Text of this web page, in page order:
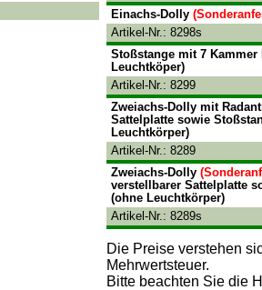
Einachs-Dolly
Artikel-Nr.: 8298s
Stoßstange mit 7
Leuchtköper)
Artikel-Nr.: 8299
Zweiachs-Dolly mit
Sattelplatte sowie
Leuchtkörper)
Artikel-Nr.: 8289
Zweiachs-Dolly
verstellbarer Sattelplatte
(ohne Leuchtkörper)
Artikel-Nr.: 8289s
Die Preise verstehen
Mehrwertsteuer.
Bitte beachten Sie die